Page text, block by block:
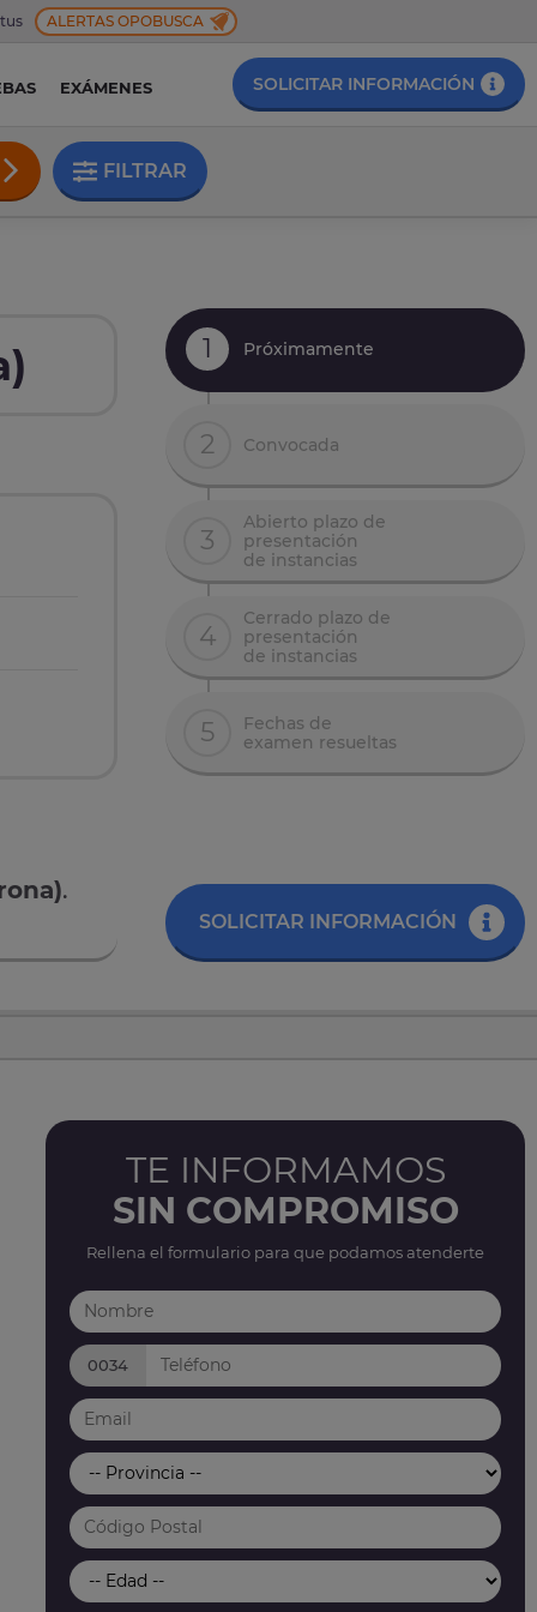
ALERTAS OPOBUSCA
EXÁMENES SOLICITAR INFORMACIÓN
FILTRAR
.
1 Próximamente
2 Convocada
3
Abierto plazo de
presentación
de instancias
4
Cerrado plazo de
presentación
de instancias
5
Fechas de
examen resueltas
SOLICITAR INFORMACIÓN
TE INFORMAMOS
SIN COMPROMISO
Rellena el formulario para que podamos atenderte
0034